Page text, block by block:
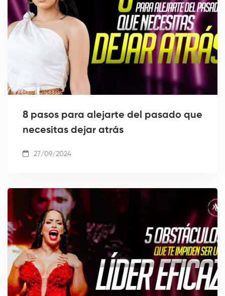
8 pasos para alejarte del pasado que
necesitas dejar atrás
27/09/2024